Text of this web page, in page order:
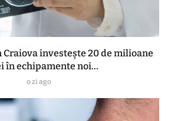
Craiova investește 20 de milioane
în echipamente noi...
o zi ago